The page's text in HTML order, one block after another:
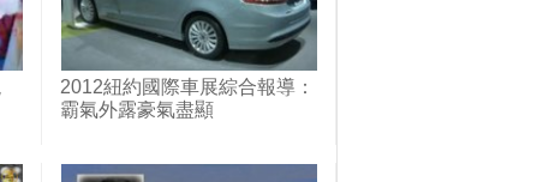
2012紐約國際車展綜合報導：
霸氣外露豪氣盡顯